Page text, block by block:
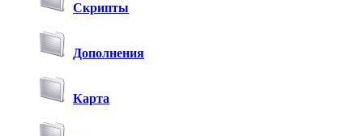
Скрипты
Дополнения
Карта